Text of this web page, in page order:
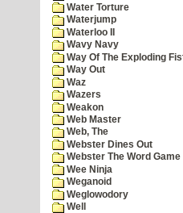
Water Torture
Waterjump
Waterloo II
Wavy Navy
Way Of The Exploding
Way Out
Waz
Wazers
Weakon
Web Master
Web, The
Webster Dines Out
Webster The Word Game
Wee Ninja
Weganoid
Weglowodory
Well